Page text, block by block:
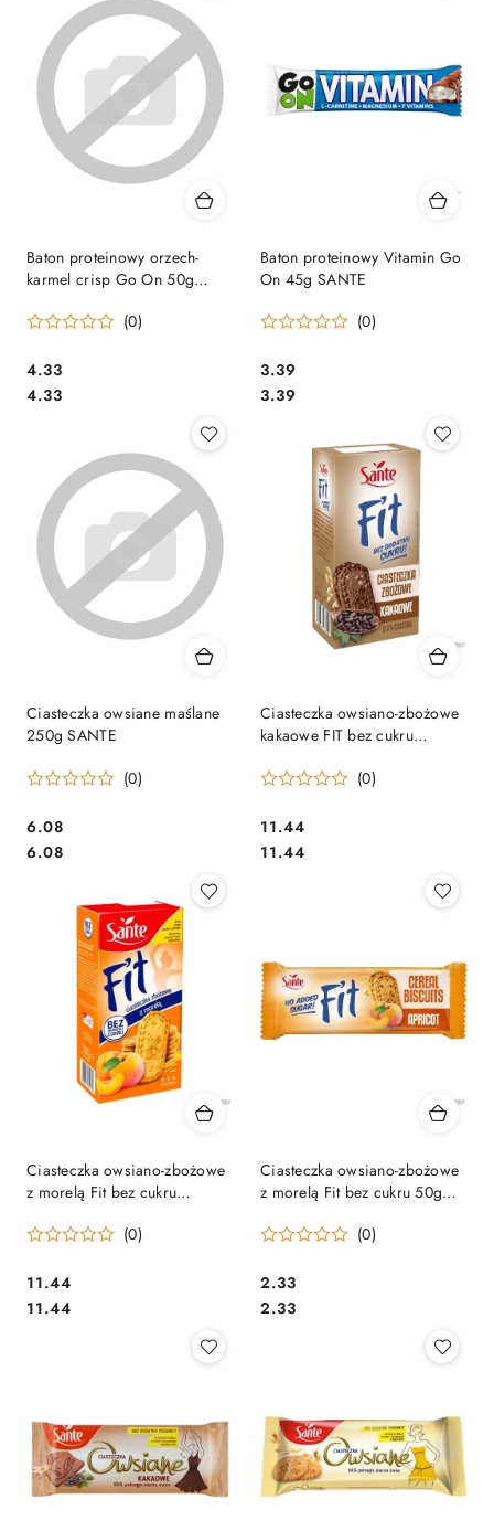
Baton proteinowy orzech-
karmel crisp Go On 50g
(0)
Cena:
4.33
Cena:
4.33
Baton proteinowy Vitamin Go
On 45g SANTE
(0)
Cena:
3.39
Cena:
3.39
Ciasteczka owsiane maślane
250g SANTE
(0)
Cena:
6.08
Cena:
6.08
Ciasteczka owsiano-zbożowe
kakaowe FIT bez cukru
(0)
Cena:
11.44
Cena:
11.44
Ciasteczka owsiano-zbożowe
z morelą Fit bez cukru
(0)
Cena:
11.44
Cena:
11.44
Ciasteczka owsiano-zbożowe
z morelą Fit bez cukru 50g
(0)
Cena:
2.33
Cena:
2.33